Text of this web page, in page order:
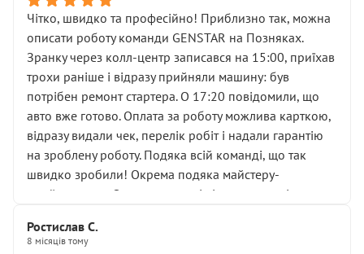
ущільнювачів.
Що прикро — це не перший мій візит. Раніше міняв у
вас стартер, і тоді сервіс наче справив хороше
враження. Але згодом знайшов декілька гайок під
лобовим склом. Мені пояснили, що це “старі гайки, які
відкручували”, і попросили не хвилюватися. ( надіюсь
новий власник, не застяг в полі))
Але після нинішнього візиту такі дрібниці вже не
здаються дрібницями.
Я — клієнт, який працює на довірі, і саме її цей сервіс
Хотілося б більше:
• належної уваги до авто
Чітко, швидко та професійно! Приблизно так, можна
описати роботу команди GENSTAR на Позняках.
Зранку через колл-центр записався на 15:00, приїхав
трохи раніше і відразу прийняли машину: був
потрібен ремонт стартера. О 17:20 повідомили, що
авто вже готово. Оплата за роботу можлива карткою,
відразу видали чек, перелік робіт і надали гарантію
на зроблену роботу. Подяка всій команді, що так
швидко зробили! Окрема подяка майстеру-
приймальнику Олександру: всі чітко та по суті.
звертатися до цього автосервісу.
Ростислав С.
8 місяців тому